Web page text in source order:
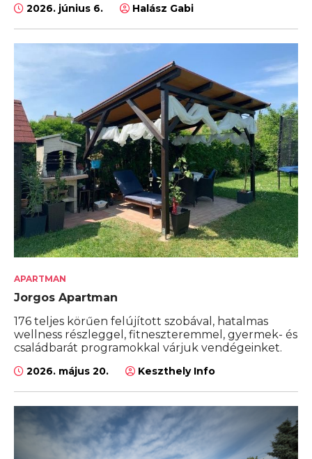
2026. június 6. Halász Gabi
APARTMAN
Jorgos Apartman
176 teljes körűen felújított szobával, hatalmas
wellness részleggel, fitneszteremmel, gyermek- és
családbarát programokkal várjuk vendégeinket.
2026. május 20. Keszthely Info